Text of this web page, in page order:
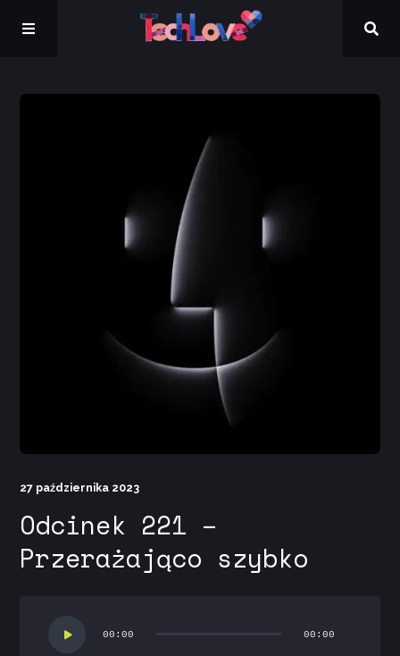
27 października 2023
Odcinek 221 –
Przerażająco szybko
plików
00:00 00:00